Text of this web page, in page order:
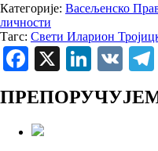
Категорије: Васељенско
личности
Тагс: Свети Иларион
Facebook
X VK